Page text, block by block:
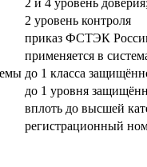
2 уровень контроля
приказ ФСТЭК
применяется в
до 1 класса
до 1 уровня
вплоть до высшей
регистрационный